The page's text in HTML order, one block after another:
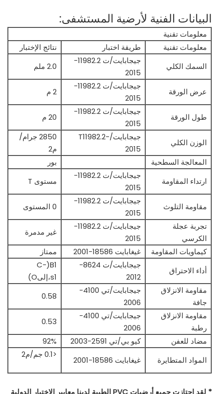
البيانات الفنية لأرضية المستشفى:
معلومات تقنية
معلومات تقنية
طريقة اختبار
نتائج الإختبار
السمك الكلي
جيجابايت/ت 11982.2-
2015
2.0 ملم
عرض الورقة
جيجابايت/ت 11982.2-
2015
2 م
طول الورقة
جيجابايت/ت 11982.2-
2015
20 م
الوزن الكلي
جيجابايت/T11982.2-
2015
2850 جرام/
م2
المعالجة السطحية
بور
ارتداء المقاومة
جيجابايت/ت 11982.2-
2015
مستوى T
مقاومة التلوث
جيجابايت/ت 11982.2-
2015
0 المستوى
تجربة عجلة
الكرسي
جيجابايت/ت 11982.2-
2015
غير مدمرة
كيماويات المقاومة
غيغابايت 18586-2001
ممتاز
أداء الاحتراق
جيجابايت/ت 8624-
2012
B1(C-
s1،إلىO)
مقاومة الانزلاق
جافة
جيجابايت/تي 4100-
2006
0.58
مقاومة الانزلاق
رطبة
جيجابايت/تي 4100-
2006
0.53
مضاد للعفن
كيو بي/تي 2591-2003
92%
المواد المتطايرة
غيغابايت 18586-2001
<0.1 جم/م2
* لقد اجتازت جميع أرضيات PVC الطبية لدينا معايير الاختبار الدولية